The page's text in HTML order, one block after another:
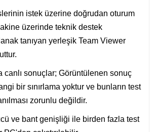
istek üzerine doğrudan oturum
üzerinde teknik destek
tanıyan yerleşik Team Viewer
canlı sonuçlar; Görüntülenen sonuç
bir sınırlama yoktur ve bunların test
zorunlu değildir.
ve bant genişliği ile birden fazla test